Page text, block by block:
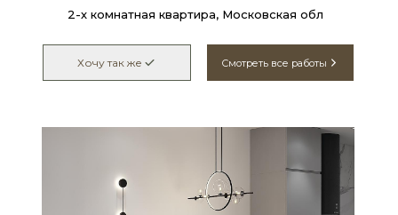
Смотреть все работы
Хочу так же
2-х комнатная квартира, Московская обл